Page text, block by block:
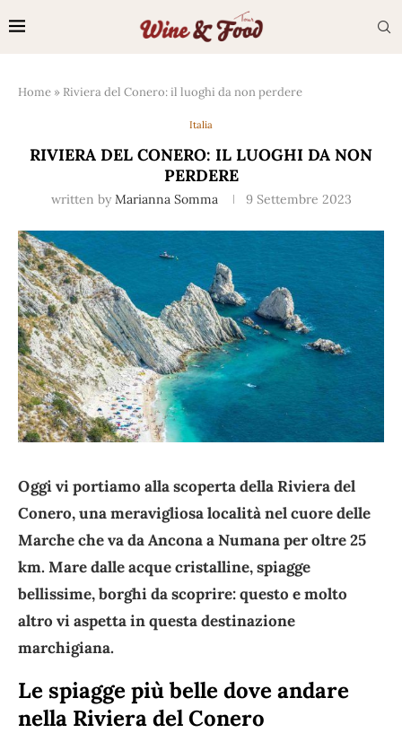
Home » Riviera del Conero: il luoghi da non perdere
Italia
RIVIERA DEL CONERO: IL LUOGHI DA NON
PERDERE
written by Marianna Somma 9 Settembre 2023
Oggi vi portiamo alla scoperta della Riviera del
Conero, una meravigliosa località nel cuore delle
Marche che va da Ancona a Numana per oltre 25
km. Mare dalle acque cristalline, spiagge
bellissime, borghi da scoprire: questo e molto
altro vi aspetta in questa destinazione
marchigiana.
Le spiagge più belle dove andare
nella Riviera del Conero